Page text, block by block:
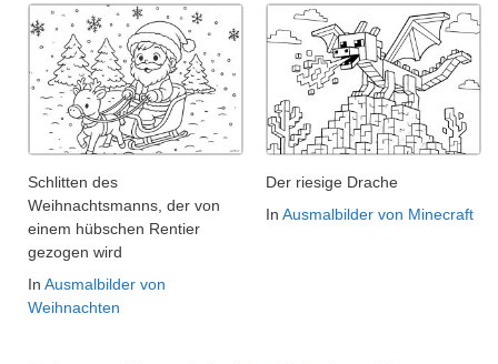
Schlitten des
Weihnachtsmanns, der von
einem hübschen Rentier
gezogen wird
In Ausmalbilder von
Weihnachten
Der riesige Drache
In Ausmalbilder von Minecraft